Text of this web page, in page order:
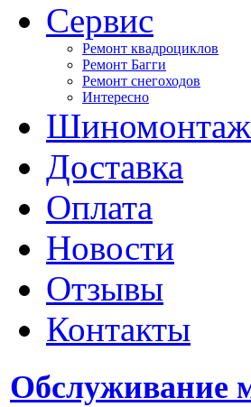
Сервис
Ремонт квадроциклов
Ремонт Багги
Ремонт снегоходов
Интересно
Шиномонтаж
Доставка
Оплата
Новости
Отзывы
Контакты
Обслуживание